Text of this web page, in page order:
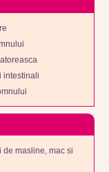
intestinali
masline, mac si